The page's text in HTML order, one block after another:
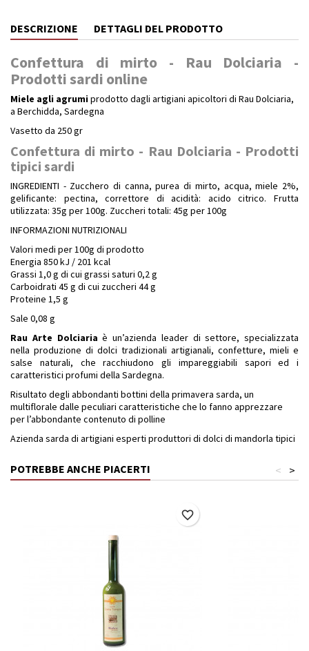
DESCRIZIONE DETTAGLI DEL PRODOTTO
Confettura di mirto - Rau Dolciaria -
Prodotti sardi online
Miele agli agrumiprodotto dagli artigiani apicoltori di Rau Dolciaria,
a Berchidda, Sardegna
Vasetto da 250 gr
Confettura di mirto - Rau Dolciaria - Prodotti
tipici sardi
INGREDIENTI - Zucchero di canna, purea di mirto, acqua, miele 2%,
gelificante: pectina, correttore di acidità: acido citrico. Frutta
utilizzata: 35g per 100g. Zuccheri totali: 45g per 100g
INFORMAZIONI NUTRIZIONALI
Valori medi per 100g di prodotto
Energia 850 kJ / 201 kcal
Grassi 1,0 g di cui grassi saturi 0,2 g
Carboidrati 45 g di cui zuccheri 44 g
Proteine 1,5 g
Sale 0,08 g
Rau Arte Dolciaria è un’azienda leader di settore, specializzata
nella produzione di dolci tradizionali artigianali, confetture, mieli e
salse naturali, che racchiudono gli impareggiabili sapori ed i
caratteristici profumi della Sardegna.
Risultato degli abbondanti bottini della primavera sarda, un
multiflorale dalle peculiari caratteristiche che lo fanno apprezzare
per l’abbondante contenuto di polline
Azienda sarda di artigiani esperti produttori di dolci di mandorla tipici
POTREBBE ANCHE PIACERTI >
<
favorite_border